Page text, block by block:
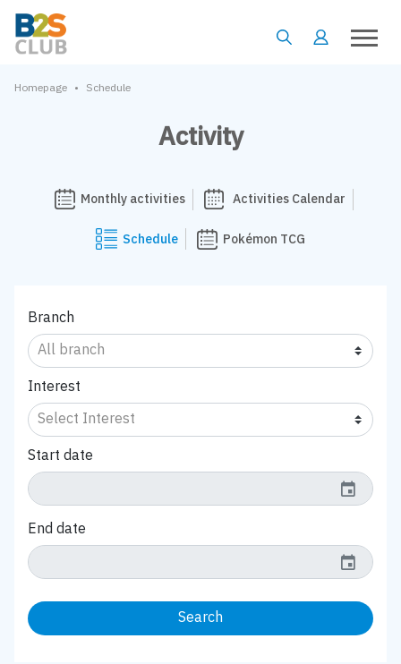
Homepage • Schedule
Activity
Monthly activities
Activities Calendar
Schedule
Pokémon TCG
Branch
Interest
Start date
event
End date
event
Search